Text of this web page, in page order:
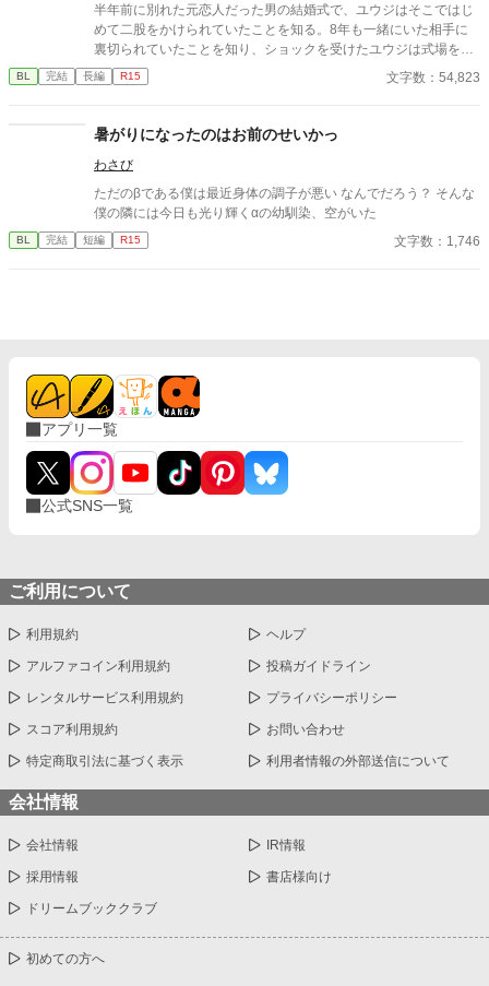
半年前に別れた元恋人だった男の結婚式で、ユウジはそこではじ
めて二股をかけられていたことを知る。8年も一緒にいた相手に
裏切られていたことを知り、ショックを受けたユウジは式場を飛
び出してしまう。 無我夢中で車を走らせて、気がつくとユウジは
見知らぬ場所にいることに気がつく。そこはまるで天国のよう
が好きだったと言い出して―― 最初は主人公が別れた男の結婚式
に参加しているところからスタート。 死んだ友人との再会と、そ
の友人の生まれ変わりと思われる青年との出会いへと話が続きま
す。 生まれ変わり（？）21歳大学生×きれいめな48歳おっさんの
話です。 ※軽い性的表現あり 短編から長編に変更しています 他
BL 完結 長編 R15 文字数：54,823
暑がりになったのはお前のせいかっ
わさび
ただのβである僕は最近身体の調子が悪い なんでだろう？ そんな
僕の隣には今日も光り輝くαの幼馴染、空がいた
BL 完結 短編 R15 文字数：1,746
アプリ一覧
公式SNS一覧
ご利用について
利用規約 ヘルプ
アルファコイン利用規約 投稿ガイドライン
レンタルサービス利用規約 プライバシーポリシー
スコア利用規約 お問い合わせ
特定商取引法に基づく表示 利用者情報の外部送信について
会社情報
会社情報 IR情報
採用情報 書店様向け
ドリームブッククラブ
初めての方へ